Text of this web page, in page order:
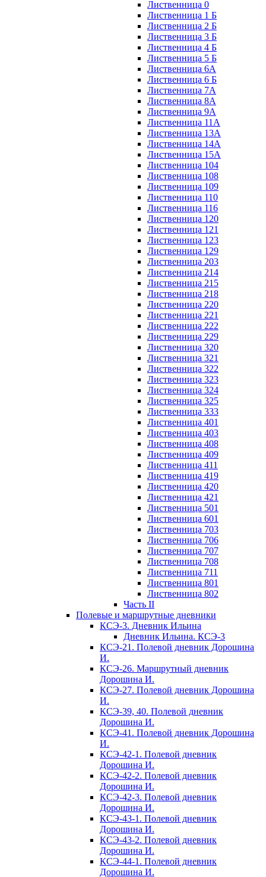
Лиственница 0
Лиственница 1 Б
Лиственница 2 Б
Лиственница 3 Б
Лиственница 4 Б
Лиственница 5 Б
Лиственница 6А
Лиственница 6 Б
Лиственница 7А
Лиственница 8А
Лиственница 9А
Лиственница 11А
Лиственница 13А
Лиственница 14А
Лиственница 15А
Лиственница 104
Лиственница 108
Лиственница 109
Лиственница 110
Лиственница 116
Лиственница 120
Лиственница 121
Лиственница 123
Лиственница 129
Лиственница 203
Лиственница 214
Лиственница 215
Лиственница 218
Лиственница 220
Лиственница 221
Лиственница 222
Лиственница 229
Лиственница 320
Лиственница 321
Лиственница 322
Лиственница 323
Лиственница 324
Лиственница 325
Лиственница 333
Лиственница 401
Лиственница 403
Лиственница 408
Лиственница 409
Лиственница 411
Лиственница 419
Лиственница 420
Лиственница 421
Лиственница 501
Лиственница 601
Лиственница 703
Лиственница 706
Лиственница 707
Лиственница 708
Лиственница 711
Лиственница 801
Лиственница 802
Часть II
Полевые и маршрутные дневники
КСЭ-3. Дневник Ильина
Дневник Ильина. КСЭ-3
КСЭ-21. Полевой дневник Дорошина
И.
КСЭ-26. Маршрутный дневник
Дорошина И.
КСЭ-27. Полевой дневник Дорошина
И.
КСЭ-39, 40. Полевой дневник
Дорошина И.
КСЭ-41. Полевой дневник Дорошина
И.
КСЭ-42-1. Полевой дневник
Дорошина И.
КСЭ-42-2. Полевой дневник
Дорошина И.
КСЭ-42-3. Полевой дневник
Дорошина И.
КСЭ-43-1. Полевой дневник
Дорошина И.
КСЭ-43-2. Полевой дневник
Дорошина И.
КСЭ-44-1. Полевой дневник
Дорошина И.